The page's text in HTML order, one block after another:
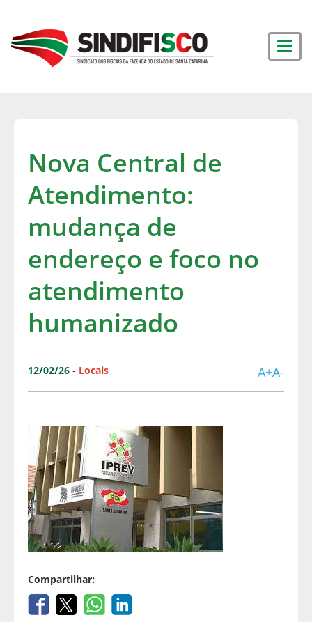
Nova Central de
Atendimento:
mudança de
endereço e foco no
atendimento
humanizado
12/02/26 - Locais A+A-
Compartilhar: